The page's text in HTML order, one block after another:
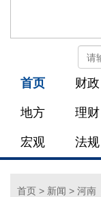
首页 财政
地方 理财
宏观 法规
首页 > 新闻 > 河南